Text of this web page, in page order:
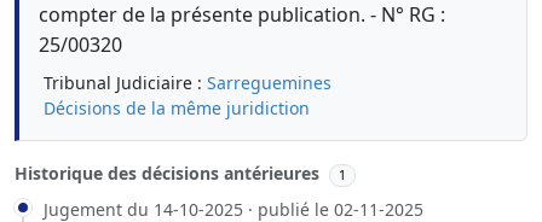
compter de la présente publication. - N° RG :
25/00320
Tribunal Judiciaire : Sarreguemines
Décisions de la même juridiction
Historique des décisions antérieures 1
Jugement du 14-10-2025 · publié le 02-11-2025